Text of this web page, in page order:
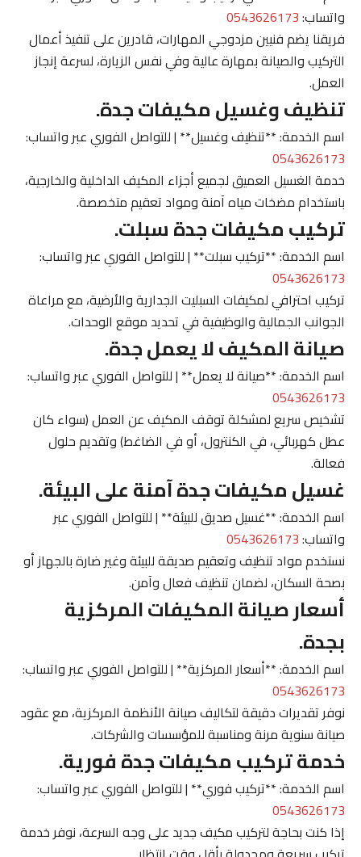
واتساب:0543626173
فريقنا يضم فنيين مزدوجي المهارات، قادرين على تنفيذ أعمال
التركيب والصيانة بمهارة عالية وفي نفس الزيارة، لسرعة إنجاز
العمل.
تنظيف وغسيل مكيفات جدة.
اسم الخدمة: **تنظيف وغسيل** | للتواصل الفوري عبر واتساب:
0543626173
خدمة الغسيل العميق لجميع أجزاء المكيف الداخلية والخارجية،
باستخدام مضخات مياه آمنة ومواد تعقيم متخصصة.
تركيب مكيفات جدة سبلت.
اسم الخدمة: **تركيب سبلت** | للتواصل الفوري عبر واتساب:
0543626173
تركيب احترافي لمكيفات السبليت الجدارية والأرضية، مع مراعاة
الجوانب الجمالية والوظيفية في تحديد موقع الوحدات.
صيانة المكيف لا يعمل جدة.
اسم الخدمة: **صيانة لا يعمل** | للتواصل الفوري عبر واتساب:
0543626173
تشخيص سريع لمشكلة توقف المكيف عن العمل (سواء كان
عطل كهربائي، في الكنترول، أو في الضاغط) وتقديم حلول
فعالة.
غسيل مكيفات جدة آمنة على البيئة.
اسم الخدمة: **غسيل صديق للبيئة** | للتواصل الفوري عبر
واتساب:0543626173
نستخدم مواد تنظيف وتعقيم صديقة للبيئة وغير ضارة بالجهاز أو
بصحة السكان، لضمان تنظيف فعال وآمن.
أسعار صيانة المكيفات المركزية
بجدة.
اسم الخدمة: **أسعار المركزية** | للتواصل الفوري عبر واتساب:
0543626173
نوفر تقديرات دقيقة لتكاليف صيانة الأنظمة المركزية، مع عقود
صيانة سنوية مرنة ومناسبة للمؤسسات والشركات.
خدمة تركيب مكيفات جدة فورية.
اسم الخدمة: **تركيب فوري** | للتواصل الفوري عبر واتساب:
0543626173
إذا كنت بحاجة لتركيب مكيف جديد على وجه السرعة، نوفر خدمة